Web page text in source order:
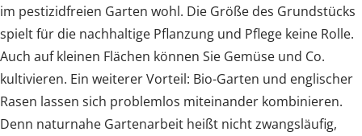
im pestizidfreien Garten wohl. Die Größe des Grundstücks
spielt für die nachhaltige Pflanzung und Pflege keine Rolle.
Auch auf kleinen Flächen können Sie Gemüse und Co.
kultivieren. Ein weiterer Vorteil: Bio-Garten und englischer
Rasen lassen sich problemlos miteinander kombinieren.
Denn naturnahe Gartenarbeit heißt nicht zwangsläufig,